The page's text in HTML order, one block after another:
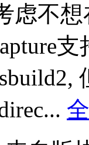
虑不想